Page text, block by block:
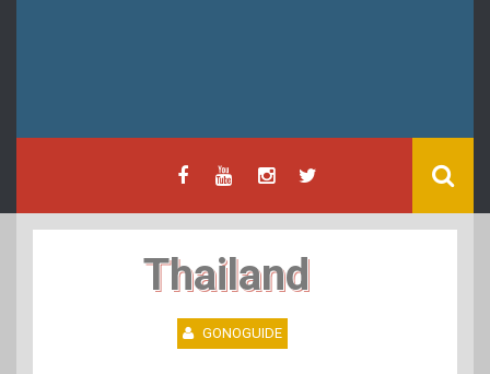
Thailand
GONOGUIDE